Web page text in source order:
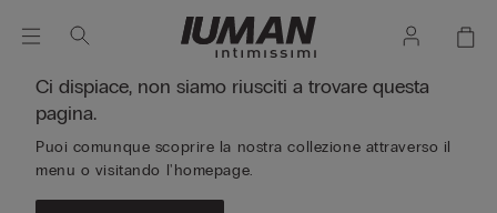
Ci dispiace, non siamo riusciti a trovare questa
pagina.
Puoi comunque scoprire la nostra collezione attraverso il
menu o visitando l'homepage.